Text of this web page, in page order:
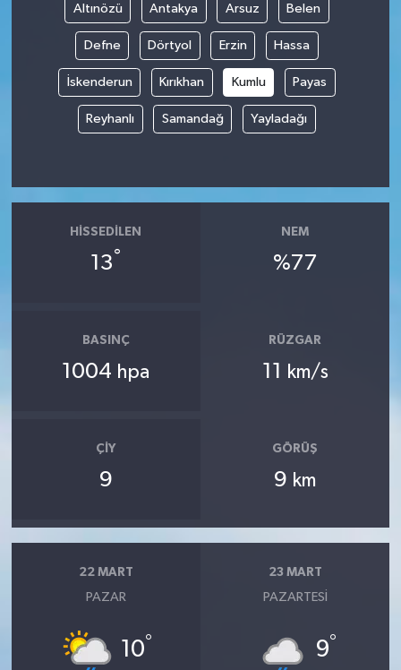
Altınözü Antakya Arsuz Belen
Defne Dörtyol Erzin Hassa
İskenderun Kırıkhan Kumlu Payas
Reyhanlı Samandağ Yayladağı
HISSEDILEN
13°
NEM
%77
BASINÇ
1004 hpa
RÜZGAR
11 km/s
ÇIY
9
GÖRÜŞ
9 km
22 MART
PAZAR
10°
23 MART
PAZARTESI
9°
Yazarlarımız
Tüm Makaleler
Tüm Haberler
Tüm Haberler